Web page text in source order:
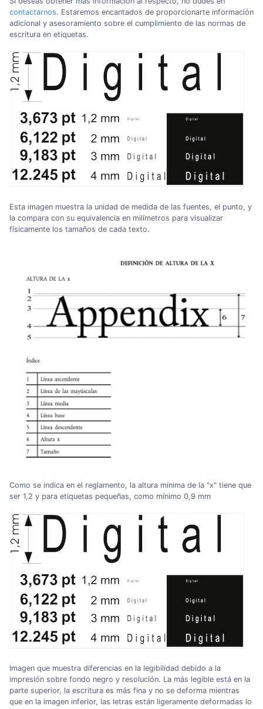
contactarnos. Estaremos encantados de proporcionarte información
adicional y asesoramiento sobre el cumplimiento de las normas de
escritura en etiquetas.
Esta imagen muestra la unidad de medida de las fuentes, el punto, y
la compara con su equivalencia en milímetros para visualizar
físicamente los tamaños de cada texto.
Como se indica en el reglamento, la altura mínima de la "x" tiene que
ser 1,2 y para etiquetas pequeñas, como mínimo 0,9 mm
Imagen que muestra diferencias en la legibilidad debido a la
impresión sobre fondo negro y resolución. La más legible está en la
parte superior, la escritura es más fina y no se deforma mientras
que en la imagen inferior, las letras están ligeramente deformadas lo